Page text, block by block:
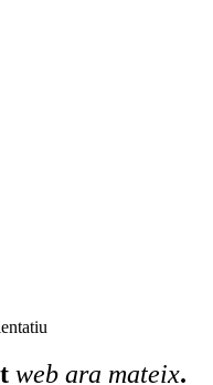
web ara mateix.